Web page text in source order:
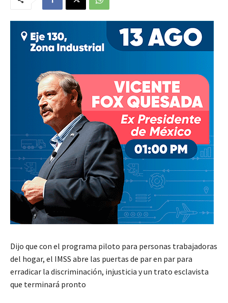
Dijo que con el programa piloto para personas trabajadoras
del hogar, el IMSS abre las puertas de par en par para
erradicar la discriminación, injusticia y un trato esclavista
que terminará pronto